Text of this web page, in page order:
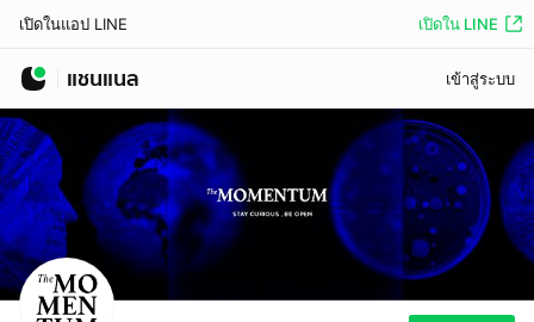
เปิดในแอป LINE เปิดใน LINE
แชนแนล เข้าสู่ระบบ